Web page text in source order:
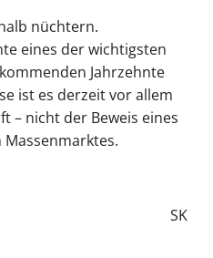
nüchtern.
eines der wichtigsten
Jahrzehnte
ist es derzeit vor allem
– nicht der Beweis eines
SK